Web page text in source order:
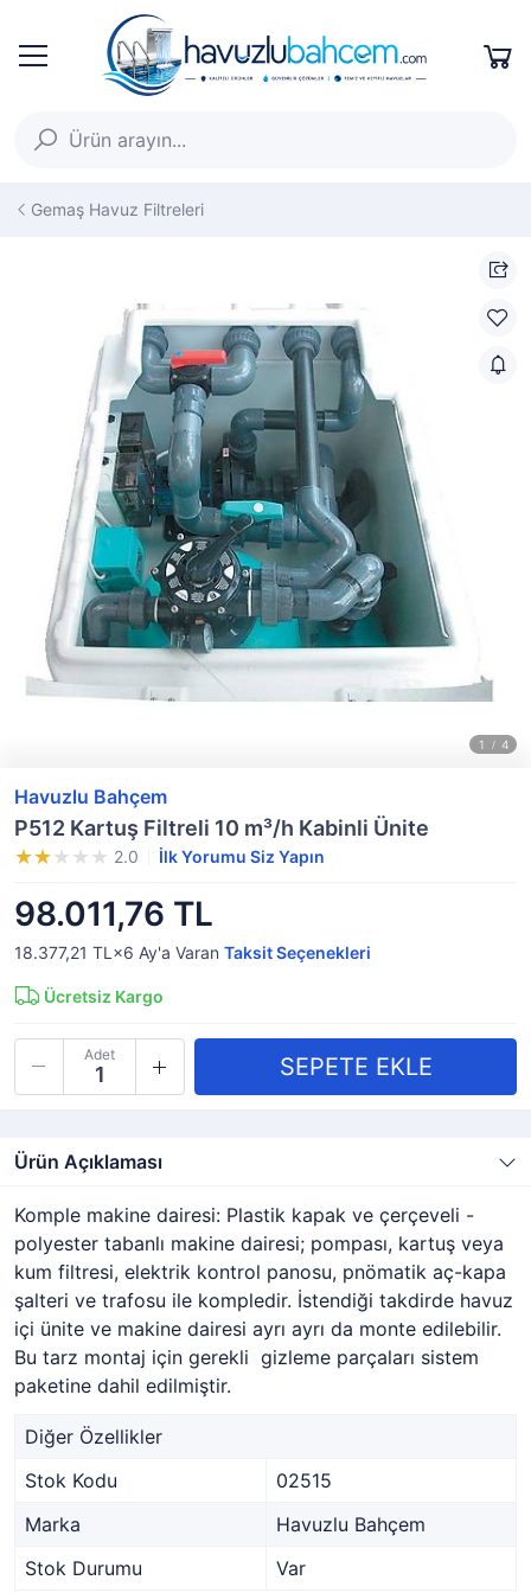
Gemaş Havuz Filtreleri
Havuzlu Bahçem
P512 Kartuş Filtreli 10 m³/h Kabinli Ünite
2.0 İlk Yorumu Siz Yapın
98.011,76 TL
18.377,21 TL×6 Ay'a Varan Taksit Seçenekleri
Ücretsiz Kargo
Adet
Ürün Açıklaması
Komple makine dairesi: Plastik kapak ve çerçeveli -
polyester tabanlı makine dairesi; pompası, kartuş veya
kum filtresi, elektrik kontrol panosu, pnömatik aç-kapa
şalteri ve trafosu ile kompledir. İstendiği takdirde havuz
içi ünite ve makine dairesi ayrı ayrı da monte edilebilir.
Bu tarz montaj için gerekli gizleme parçaları sistem
paketine dahil edilmiştir.
Diğer Özellikler
Stok Kodu
02515
Marka
Havuzlu Bahçem
Stok Durumu
Var